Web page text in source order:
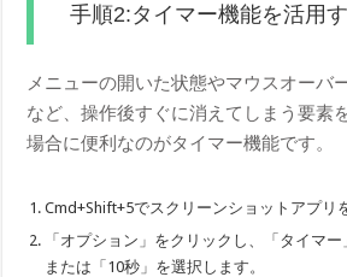
手順2:タイマー機能を活用
メニューの開いた状態やマウスオーバ
など、操作後すぐに消えてしまう要素
場合に便利なのがタイマー機能です。
Cmd+Shift+5でスクリーンショットアプリ
「オプション」をクリックし、「タイマー
または「10秒」を選択します。